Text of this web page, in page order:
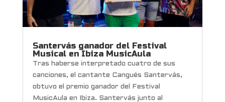
Santervás ganador del Festival
Musical en Ibiza MusicAula
Tras haberse interpretado cuatro de sus
canciones, el cantante Cangués Santervás,
obtuvo el premio ganador del Festival
MusicAula en Ibiza. Santervás junto al